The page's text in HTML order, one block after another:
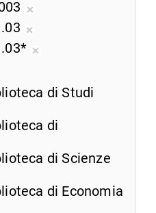
dalla
ricerca
dalla
corrente
ricerca
di Studi
di
di Scienze
di Economia